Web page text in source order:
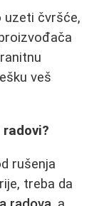
uzeti čvršće,
veš
rušenja
treba da